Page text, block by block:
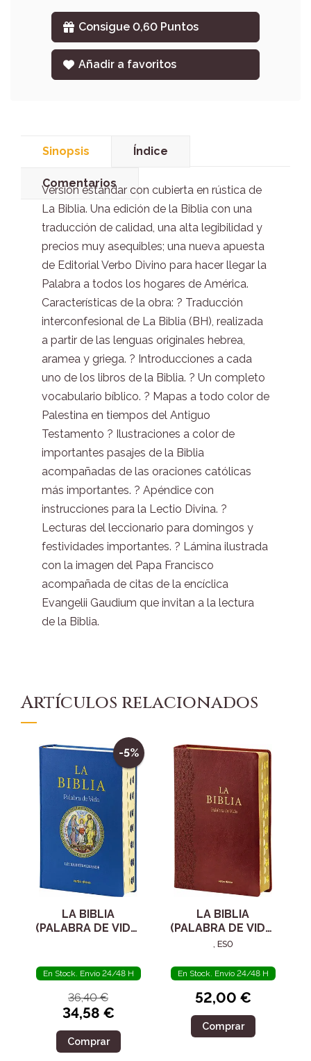
Consigue 0,60 Puntos
Añadir a favoritos
Sinopsis Índice
Comentarios
Versión estándar con cubierta en rústica de
La Biblia. Una edición de la Biblia con una
traducción de calidad, una alta legibilidad y
precios muy asequibles; una nueva apuesta
de Editorial Verbo Divino para hacer llegar la
Palabra a todos los hogares de América.
Características de la obra: ? Traducción
interconfesional de La Biblia (BH), realizada
a partir de las lenguas originales hebrea,
aramea y griega. ? Introducciones a cada
uno de los libros de la Biblia. ? Un completo
vocabulario bíblico. ? Mapas a todo color de
Palestina en tiempos del Antiguo
Testamento ? Ilustraciones a color de
importantes pasajes de la Biblia
acompañadas de las oraciones católicas
más importantes. ? Apéndice con
instrucciones para la Lectio Divina. ?
Lecturas del leccionario para domingos y
festividades importantes. ? Lámina ilustrada
con la imagen del Papa Francisco
acompañada de citas de la encíclica
Evangelii Gaudium que invitan a la lectura
de la Biblia.
Artículos relacionados
-5%
LA BIBLIA
(PALABRA DE VIDA)
En Stock. Envío 24/48 H
36,40 €
34,58 €
Comprar
LA BIBLIA
(PALABRA DE VIDA)
LETRA
, ES0
En Stock. Envío 24/48 H
52,00 €
Comprar